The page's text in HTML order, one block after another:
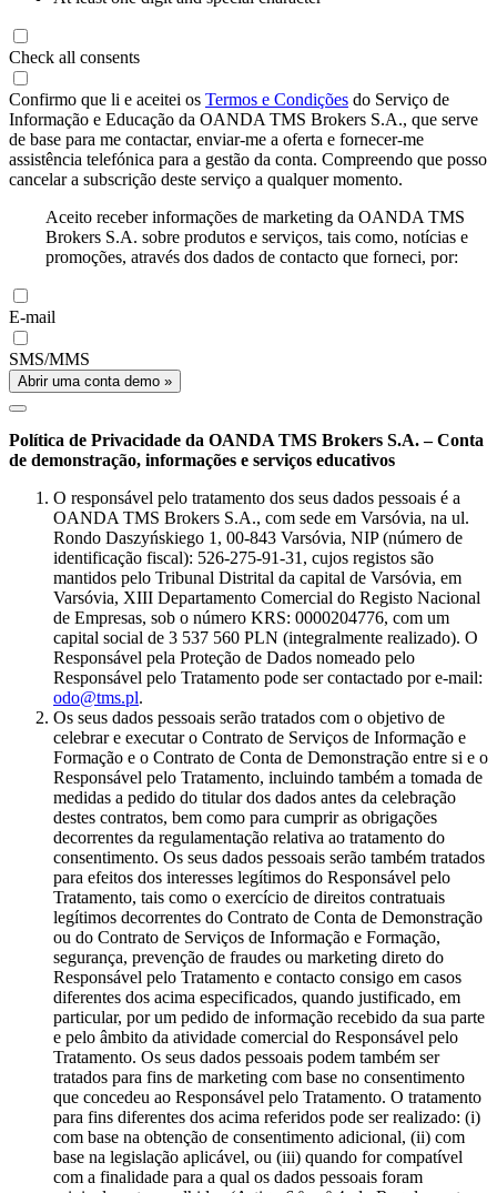
Check all consents
Confirmo que li e aceitei os Termos e Condições do Serviço de
Informação e Educação da OANDA TMS Brokers S.A., que serve
de base para me contactar, enviar-me a oferta e fornecer-me
assistência telefónica para a gestão da conta. Compreendo que posso
cancelar a subscrição deste serviço a qualquer momento.
Aceito receber informações de marketing da OANDA TMS
Brokers S.A. sobre produtos e serviços, tais como, notícias e
promoções, através dos dados de contacto que forneci, por:
E-mail
SMS/MMS
Abrir uma conta demo »
Política de Privacidade da OANDA TMS Brokers S.A. – Conta
de demonstração, informações e serviços educativos
O responsável pelo tratamento dos seus dados pessoais é a
OANDA TMS Brokers S.A., com sede em Varsóvia, na ul.
Rondo Daszyńskiego 1, 00-843 Varsóvia, NIP (número de
identificação fiscal): 526-275-91-31, cujos registos são
mantidos pelo Tribunal Distrital da capital de Varsóvia, em
Varsóvia, XIII Departamento Comercial do Registo Nacional
de Empresas, sob o número KRS: 0000204776, com um
capital social de 3 537 560 PLN (integralmente realizado). O
Responsável pela Proteção de Dados nomeado pelo
Responsável pelo Tratamento pode ser contactado por e-mail:
odo@tms.pl.
Os seus dados pessoais serão tratados com o objetivo de
celebrar e executar o Contrato de Serviços de Informação e
Formação e o Contrato de Conta de Demonstração entre si e o
Responsável pelo Tratamento, incluindo também a tomada de
medidas a pedido do titular dos dados antes da celebração
destes contratos, bem como para cumprir as obrigações
decorrentes da regulamentação relativa ao tratamento do
consentimento. Os seus dados pessoais serão também tratados
para efeitos dos interesses legítimos do Responsável pelo
Tratamento, tais como o exercício de direitos contratuais
legítimos decorrentes do Contrato de Conta de Demonstração
ou do Contrato de Serviços de Informação e Formação,
segurança, prevenção de fraudes ou marketing direto do
Responsável pelo Tratamento e contacto consigo em casos
diferentes dos acima especificados, quando justificado, em
particular, por um pedido de informação recebido da sua parte
e pelo âmbito da atividade comercial do Responsável pelo
Tratamento. Os seus dados pessoais podem também ser
tratados para fins de marketing com base no consentimento
que concedeu ao Responsável pelo Tratamento. O tratamento
para fins diferentes dos acima referidos pode ser realizado: (i)
com base na obtenção de consentimento adicional, (ii) com
base na legislação aplicável, ou (iii) quando for compatível
com a finalidade para a qual os dados pessoais foram